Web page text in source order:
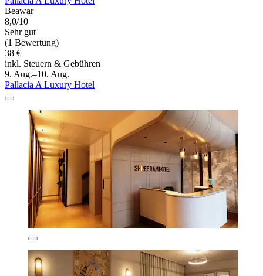
Beawar
8,0/10
Sehr gut
(1 Bewertung)
38 €
inkl. Steuern & Gebühren
9. Aug.–10. Aug.
Pallacia A Luxury Hotel